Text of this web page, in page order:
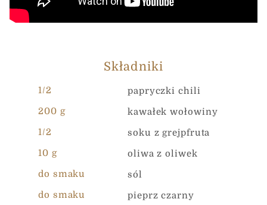
Składniki
1/2
papryczki chili
200 g
kawałek wołowiny
1/2
soku z grejpfruta
10 g
oliwa z oliwek
do smaku
sól
do smaku
pieprz czarny
Państwa dane osobowe są gromadzone oraz
przetwarzane w celu oszacowania potrzeb Państwa
projektu internetowego oraz złożenia UAB „Čia Market”
najlepszej oferty. Wypełniając niniejszy formularz,
akceptują Państwo zasady opisane w naszej Polityce
Prywatności